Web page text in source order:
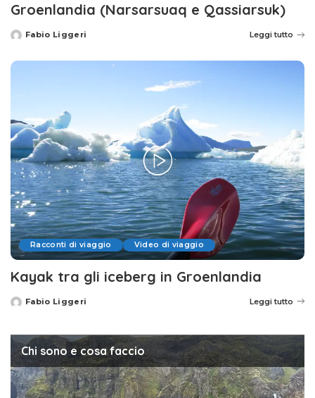
Groenlandia (Narsarsuaq e Qassiarsuk)
Posted
Fabio Liggeri Leggi tutto
Racconti di viaggio Video di viaggio
Kayak tra gli iceberg in Groenlandia
Posted
Fabio Liggeri Leggi tutto
Chi sono e cosa faccio